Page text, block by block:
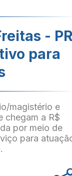
-
para
magistério e
chegam a R$
por meio de
para